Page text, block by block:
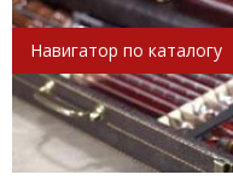
Навигатор по каталогу